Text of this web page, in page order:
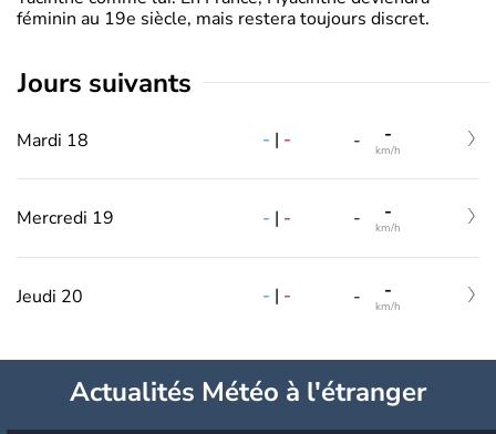
féminin au 19e siècle, mais restera toujours discret.
jours suivants
Mardi 18 - | - - -
km/h
Mercredi 19 - | - - -
km/h
Jeudi 20 - | - - -
km/h
Actualités Météo à l'étranger